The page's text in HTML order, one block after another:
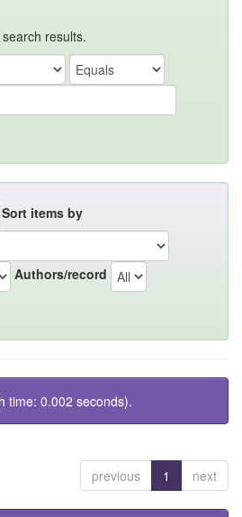
results.
Sort items by
Authors/record
time: 0.002 seconds).
previous 1 next